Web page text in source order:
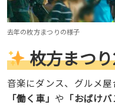
去年の枚方まつりの様子
枚方まつ
音楽にダンス、グルメ
「働く車」 や 「おばけバ